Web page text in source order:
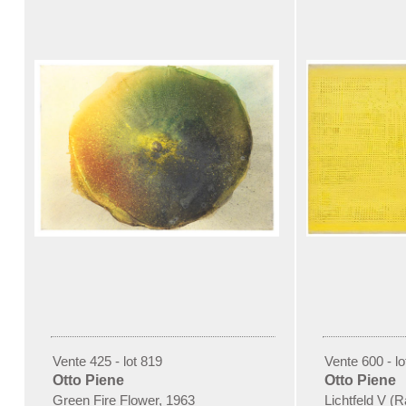
Vente 425 - lot 819
Otto Piene
Green Fire Flower, 1963
Vente 600 -
Otto Piene
Lichtfeld V